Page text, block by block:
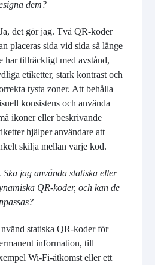
dem?
det gör jag. Två QR-koder
placeras sida vid sida så länge
har tillräckligt med avstånd,
etiketter, stark kontrast och
tysta zoner. Att behålla
konsistens och använda
ikoner eller beskrivande
hjälper användare att
skilja mellan varje kod.
Ska jag använda statiska eller
QR-koder, och kan de
statiska QR-koder för
information, till
Wi-Fi-åtkomst eller ett